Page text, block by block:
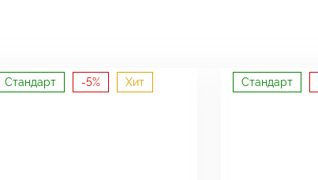
Стандарт -5% Хит Стандарт